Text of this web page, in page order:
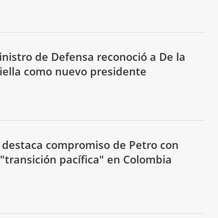
de Defensa reconoció a De la
como nuevo presidente
compromiso de Petro con
pacífica" en Colombia